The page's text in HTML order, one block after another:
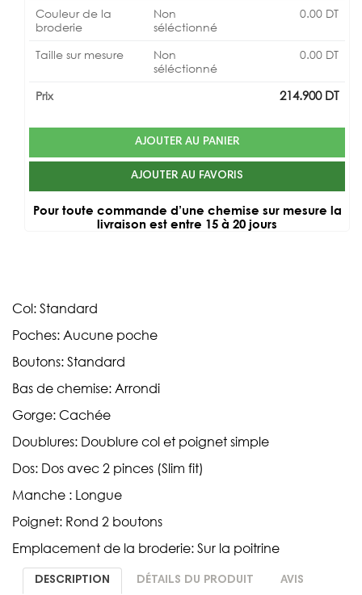
Couleur de la
broderie
Non
séléctionné
0.00 DT
Taille sur mesure
Non
séléctionné
0.00 DT
Prix 214.900DT
AJOUTER AU PANIER
AJOUTER AU FAVORIS
Pour toute commande d’une chemise sur mesure la
livraison est entre 15 à 20 jours
Col: Standard
Poches: Aucune poche
Boutons: Standard
Bas de chemise: Arrondi
Gorge: Cachée
Doublures: Doublure col et poignet simple
Dos: Dos avec 2 pinces (Slim fit)
Manche : Longue
Poignet: Rond 2 boutons
Emplacement de la broderie: Sur la poitrine
DESCRIPTION DÉTAILS DU PRODUIT AVIS